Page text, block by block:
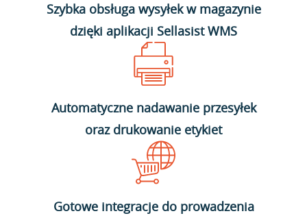
Szybka obsługa wysyłek w magazynie
dzięki aplikacji Sellasist WMS
Automatyczne nadawanie przesyłek
oraz drukowanie etykiet
Gotowe integracje do prowadzenia